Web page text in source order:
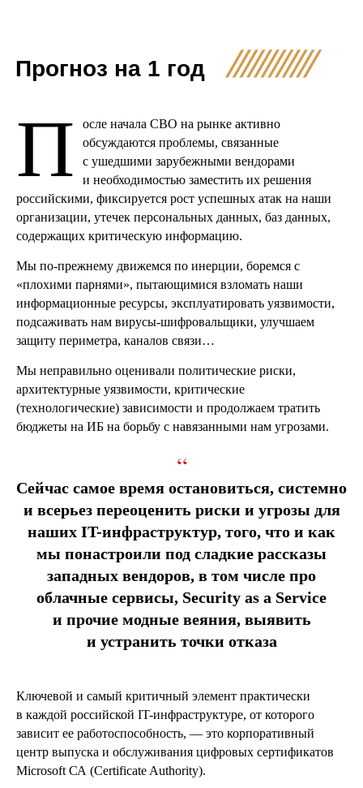
Прогноз на 1 год
П
осле начала СВО на рынке активно
обсуждаются проблемы, связанные
с ушедшими зарубежными вендорами
и необходимостью заместить их решения
российскими, фиксируется рост успешных атак на наши
организации, утечек персональных данных, баз данных,
содержащих критическую информацию.
Мы по-прежнему движемся по инерции, боремся с
«плохими парнями», пытающимися взломать наши
информационные ресурсы, эксплуатировать уязвимости,
подсаживать нам вирусы-шифровальщики, улучшаем
защиту периметра, каналов связи…
Мы неправильно оценивали политические риски,
архитектурные уязвимости, критические
(технологические) зависимости и продолжаем тратить
бюджеты на ИБ на борьбу с навязанными нам угрозами.
“
Сейчас самое время остановиться, системно
и всерьез переоценить риски и угрозы для
наших IT-инфраструктур, того, что и как
мы понастроили под сладкие рассказы
западных вендоров, в том числе про
облачные сервисы, Security as a Service
и прочие модные веяния, выявить
и устранить точки отказа
Ключевой и самый критичный элемент практически
в каждой российской IT-инфраструктуре, от которого
зависит ее работоспособность, — это корпоративный
центр выпуска и обслуживания цифровых сертификатов
Microsoft СА (Certificate Authority).